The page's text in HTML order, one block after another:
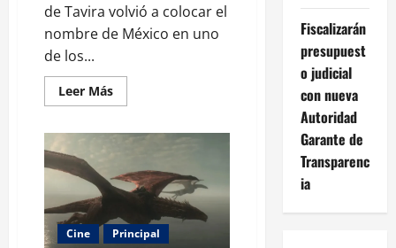
de Tavira volvió a colocar el
nombre de México en uno
de los...
Leer MásLeer
más
Marina
de
triunfa
en
Cannes
y
celebra
el
Cine Principal
Fiscalizarán
presupuest
o judicial
con nueva
Autoridad
Garante de
Transparenc
ia